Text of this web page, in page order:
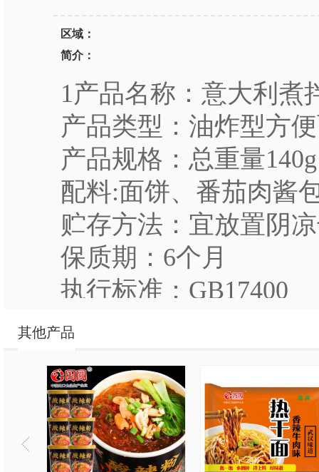
区域：
简介：
1产品名称：意大利煮
产品类型：油炸型方
产品规格：总重量
配料:面饼、番茄肉酱
贮存方法：宜放置阴
保质期：6个月
执行标准：GB17400
适宜人群：男女老少
低于7分钟。
其他产品